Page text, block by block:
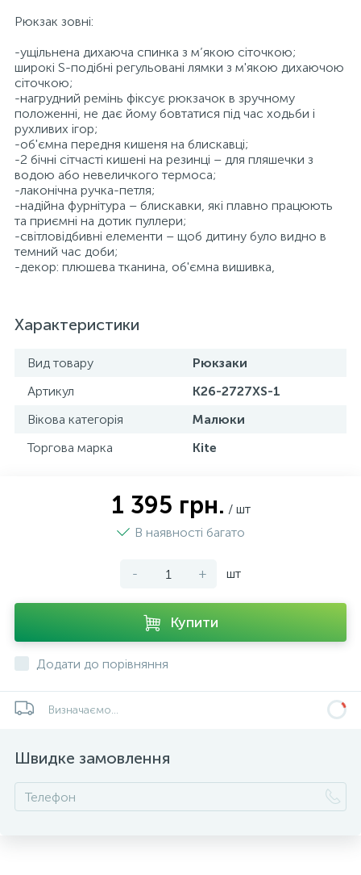
Рюкзак зовні:
-ущільнена дихаюча спинка з м’якою сіточкою;
широкі S-подібні регульовані лямки з м'якою дихаючою
сіточкою;
-нагрудний ремінь фіксує рюкзачок в зручному
положенні, не дає йому бовтатися під час ходьби і
рухливих ігор;
-об'ємна передня кишеня на блискавці;
-2 бічні сітчасті кишені на резинці – для пляшечки з
водою або невеличкого термоса;
-лаконічна ручка-петля;
-надійна фурнітура – блискавки, які плавно працюють
та приємні на дотик пуллери;
-світловідбивні елементи – щоб дитину було видно в
темний час доби;
-декор: плюшева тканина, об'ємна вишивка,
Характеристики
Вид товару
Рюкзаки
Артикул
K26-2727XS-1
Вікова категорія
Малюки
Торгова марка
Kite
1 395 грн. / шт
В наявності багато
- + шт
Купити
Додати до порівняння
Визначаємо...
Швидке замовлення